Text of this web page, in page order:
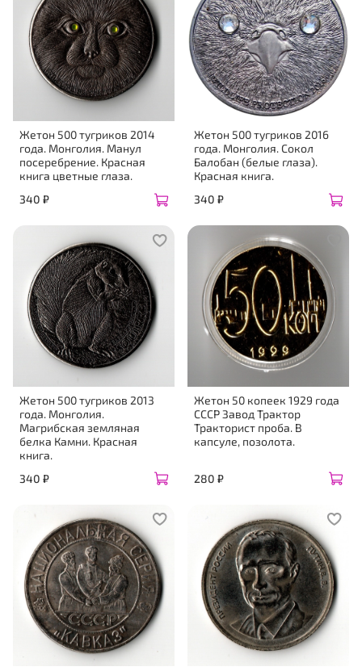
Жетон 500 тугриков 2014
года. Монголия. Манул
посеребрение. Красная
книга цветные глаза.
340 ₽
Жетон 500 тугриков 2016
года. Монголия. Сокол
Балобан (белые глаза).
Красная книга.
340 ₽
Жетон 500 тугриков 2013
года. Монголия.
Магрибская земляная
белка Камни. Красная
книга.
340 ₽
Жетон 50 копеек 1929 года
СССР Завод Трактор
Тракторист проба. В
капсуле, позолота.
280 ₽